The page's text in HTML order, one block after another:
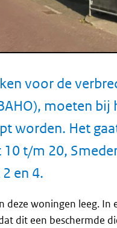
voor de
moeten
worden. Het
t/m 20,
en 4.
deze woningen leeg. In
dit een beschermde